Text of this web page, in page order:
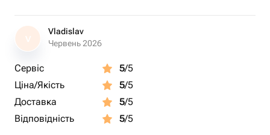
V
Vladislav
Червень 2026
Сервіс 5/5
Ціна/Якість
5/5
Доставка
5/5
Відповідність
5/5